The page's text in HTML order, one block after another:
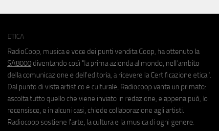
ETICA
RadioCoop, musica e voce dei punti vendita Coop, ha ottenuto la
SA8000 diventando così "la prima azienda al mondo, nell'ambito
della comunicazione e dell'editoria, a ricevere la Certificazione etica".
Dal punto di vista artistico e culturale, Radiocoop vanta un primato:
ascolta tutto quello che viene inviato in redazione, e appena può, lo
recensisce, e in alcuni casi, chiede collaborazione agli artisti.
Radiocoop sostiene l'arte, la cultura e la musica di ogni genere.